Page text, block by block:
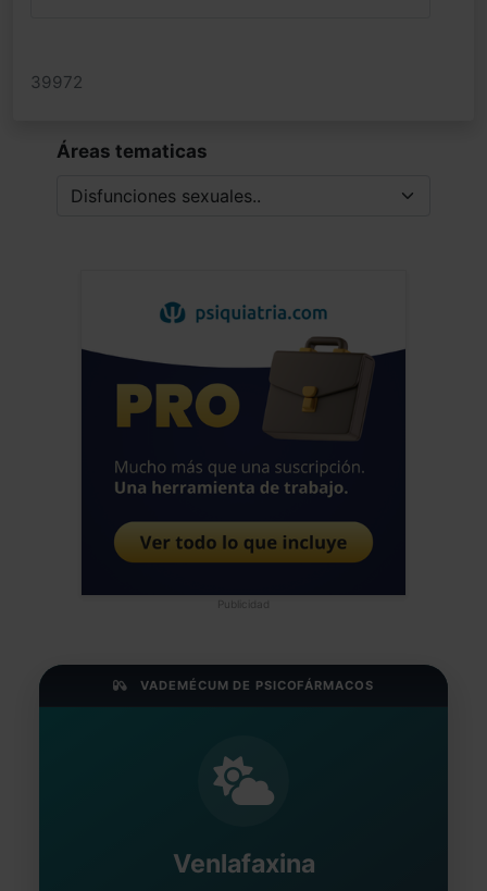
39972
Áreas tematicas
Publicidad
VADEMÉCUM DE PSICOFÁRMACOS
Venlafaxina